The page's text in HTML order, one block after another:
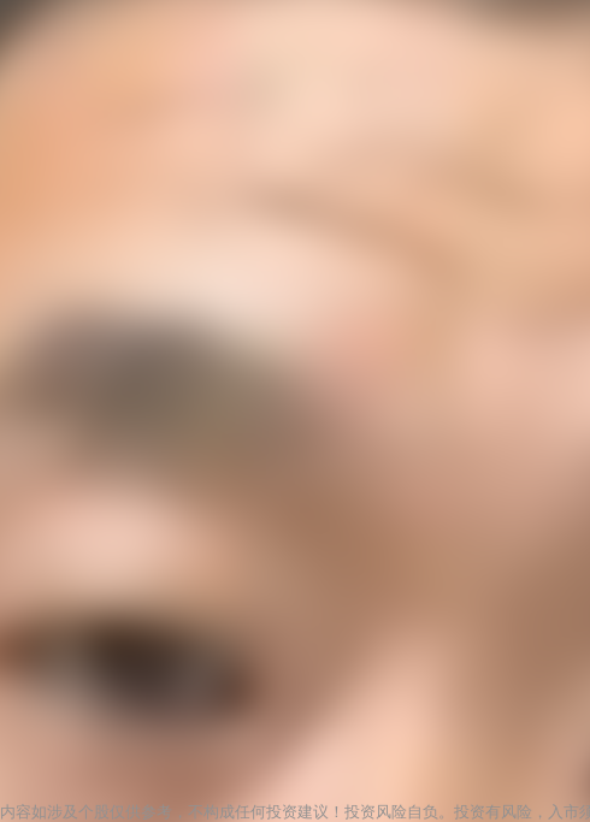
内容如涉及个股仅供参考，不构成任何投资建议！投资风险自负。投资有风险，入市